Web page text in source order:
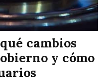
cambios
y cómo